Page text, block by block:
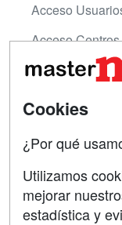
Acceso
Acceso Centros
Contactar
Copyleft
Cookies
¿Por qué
Utilizamos
mejorar
estadística y